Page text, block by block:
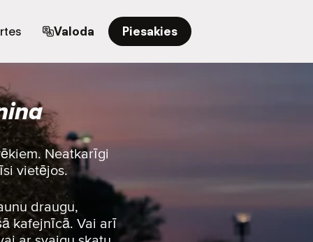
Valoda Piesakies
Neatkarīgi
vietējos.
draugu,
kafejnīcā. Vai arī